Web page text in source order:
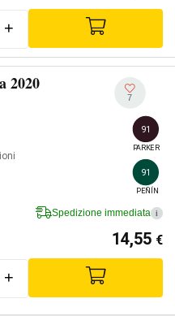
+
2020
7
91
PARKER
91
PEÑÍN
Spedizione immediata i
14,55 €
+